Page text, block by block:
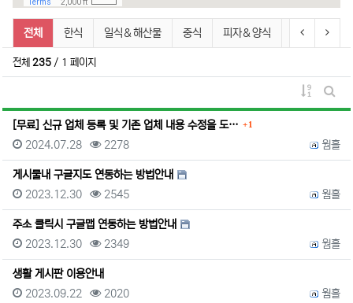
박닌 맛집 (Nhà hàng Bắc Ninh) 분류 목록
전체 한식 일식＆해산물 중식 피자＆양식 치킨＆햄버거
이전 분류다음
전체235 / 1 페이지
게시물
게시
[무료] 신규 업체 등록 및 기존 업체 내용 수정을 도… 댓글
1
등록자
웜홀
등록일
2024.07.28 조회
2278
게시물내 구글지도 연동하는 방법안내
등록자
웜홀
등록일
2023.12.30 조회
2545
주소 클릭시 구글맵 연동하는 방법안내
등록자
웜홀
등록일
2023.12.30 조회
2349
생활 게시판 이용안내
등록자
웜홀
등록일
2023.09.22 조회
2020